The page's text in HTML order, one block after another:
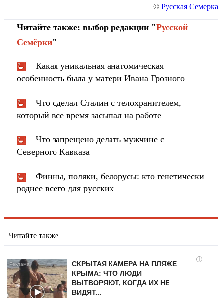
© Русская Семерка
Читайте также: выбор редакции "Русской
Cемёрки"
Какая уникальная анатомическая
особенность была у матери Ивана Грозного
Что сделал Сталин с телохранителем,
который все время засыпал на работе
Что запрещено делать мужчине с
Северного Кавказа
Финны, поляки, белорусы: кто генетически
роднее всего для русских
Читайте также
i
СКРЫТАЯ КАМЕРА НА ПЛЯЖЕ
КРЫМА: ЧТО ЛЮДИ
ВЫТВОРЯЮТ, КОГДА ИХ НЕ
ВИДЯТ...